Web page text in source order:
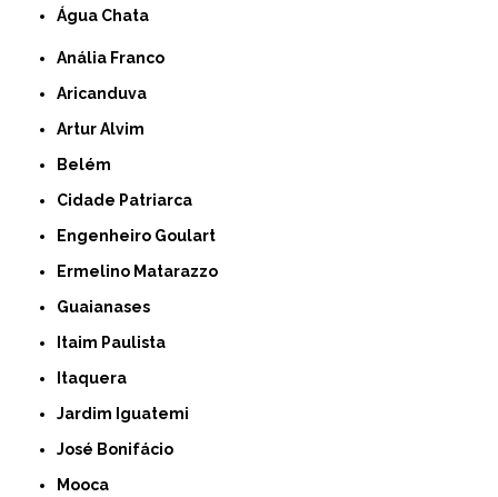
Água Chata
Anália Franco
Aricanduva
Artur Alvim
Belém
Cidade Patriarca
Engenheiro Goulart
Ermelino Matarazzo
Guaianases
Itaim Paulista
Itaquera
Jardim Iguatemi
José Bonifácio
Mooca